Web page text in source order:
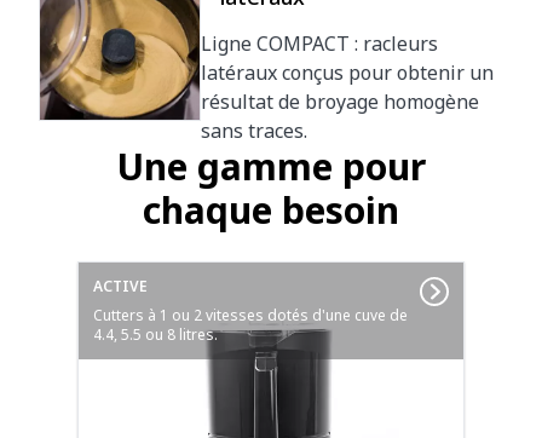
Ligne COMPACT : racleurs
latéraux conçus pour obtenir un
résultat de broyage homogène
sans traces.
Une gamme pour
chaque besoin
ACTIVE
Cutters à 1 ou 2 vitesses dotés d'une cuve de
4.4, 5.5 ou 8 litres.